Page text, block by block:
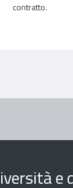
contratto.
e